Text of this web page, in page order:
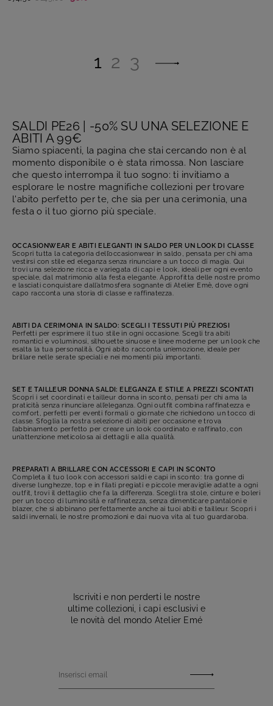
1 2 3
SALDI PE26 | -50% SU UNA SELEZIONE E
ABITI A 99€
Siamo spiacenti, la pagina che stai cercando non è al
momento disponibile o è stata rimossa. Non lasciare
che questo interrompa il tuo sogno: ti invitiamo a
esplorare le nostre magnifiche collezioni per trovare
l'abito perfetto per te, che sia per una cerimonia, una
festa o il tuo giorno più speciale.
OCCASIONWEAR E ABITI ELEGANTI IN SALDO PER UN LOOK DI CLASSE
Scopri tutta la categoria dell’occasionwear in saldo, pensata per chi ama
vestirsi con stile ed eleganza senza rinunciare a un tocco di magia. Qui
trovi una selezione ricca e variegata di capi e look, ideali per ogni evento
speciale, dal matrimonio alla festa elegante. Approfitta delle nostre promo
e lasciati conquistare dall’atmosfera sognante di Atelier Emè, dove ogni
capo racconta una storia di classe e raffinatezza.
ABITI DA CERIMONIA IN SALDO: SCEGLI I TESSUTI PIÙ PREZIOSI
Perfetti per esprimere il tuo stile in ogni occasione. Scegli tra abiti
romantici e voluminosi, silhouette sinuose e linee moderne per un look che
esalta la tua personalità. Ogni abito racconta un’emozione, ideale per
brillare nelle serate speciali e nei momenti più importanti.
SET E TAILLEUR DONNA SALDI: ELEGANZA E STILE A PREZZI SCONTATI
Scopri i set coordinati e tailleur donna in sconto, pensati per chi ama la
praticità senza rinunciare all’eleganza. Ogni outfit combina raffinatezza e
comfort, perfetti per eventi formali o giornate che richiedono un tocco di
classe. Sfoglia la nostra selezione di abiti per occasione e trova
l’abbinamento perfetto per creare un look coordinato e raffinato, con
un’attenzione meticolosa ai dettagli e alla qualità.
PREPARATI A BRILLARE CON ACCESSORI E CAPI IN SCONTO
Completa il tuo look con accessori saldi e capi in sconto: tra gonne di
diverse lunghezze, top e in filati pregiati e piccole meraviglie adatte a ogni
outfit, trovi il dettaglio che fa la differenza. Scegli tra stole, cinture e boleri
per un tocco di luminosità e raffinatezza, senza dimenticare pantaloni e
blazer, che si abbinano perfettamente anche ai tuoi abiti e tailleur. Scopri i
saldi invernali, le nostre promozioni e dai nuova vita al tuo guardaroba.
Iscriviti e non perderti le nostre
ultime collezioni, i capi esclusivi e
le novità del mondo Atelier Emé
Inserisci email